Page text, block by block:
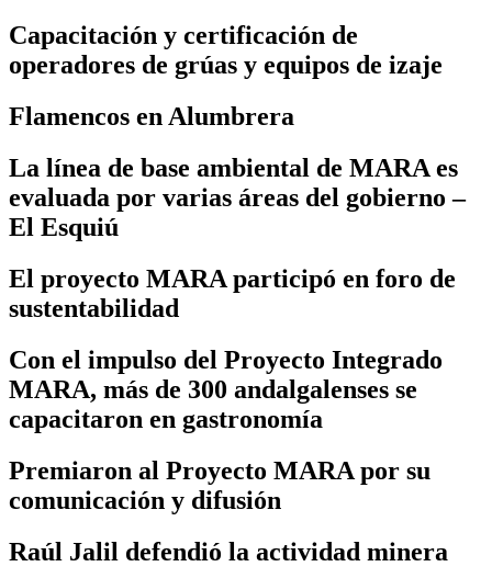
Capacitación y certificación de
operadores de grúas y equipos de izaje
Flamencos en Alumbrera
La línea de base ambiental de MARA es
evaluada por varias áreas del gobierno –
El Esquiú
El proyecto MARA participó en foro de
sustentabilidad
Con el impulso del Proyecto Integrado
MARA, más de 300 andalgalenses se
capacitaron en gastronomía
Premiaron al Proyecto MARA por su
comunicación y difusión
Raúl Jalil defendió la actividad minera